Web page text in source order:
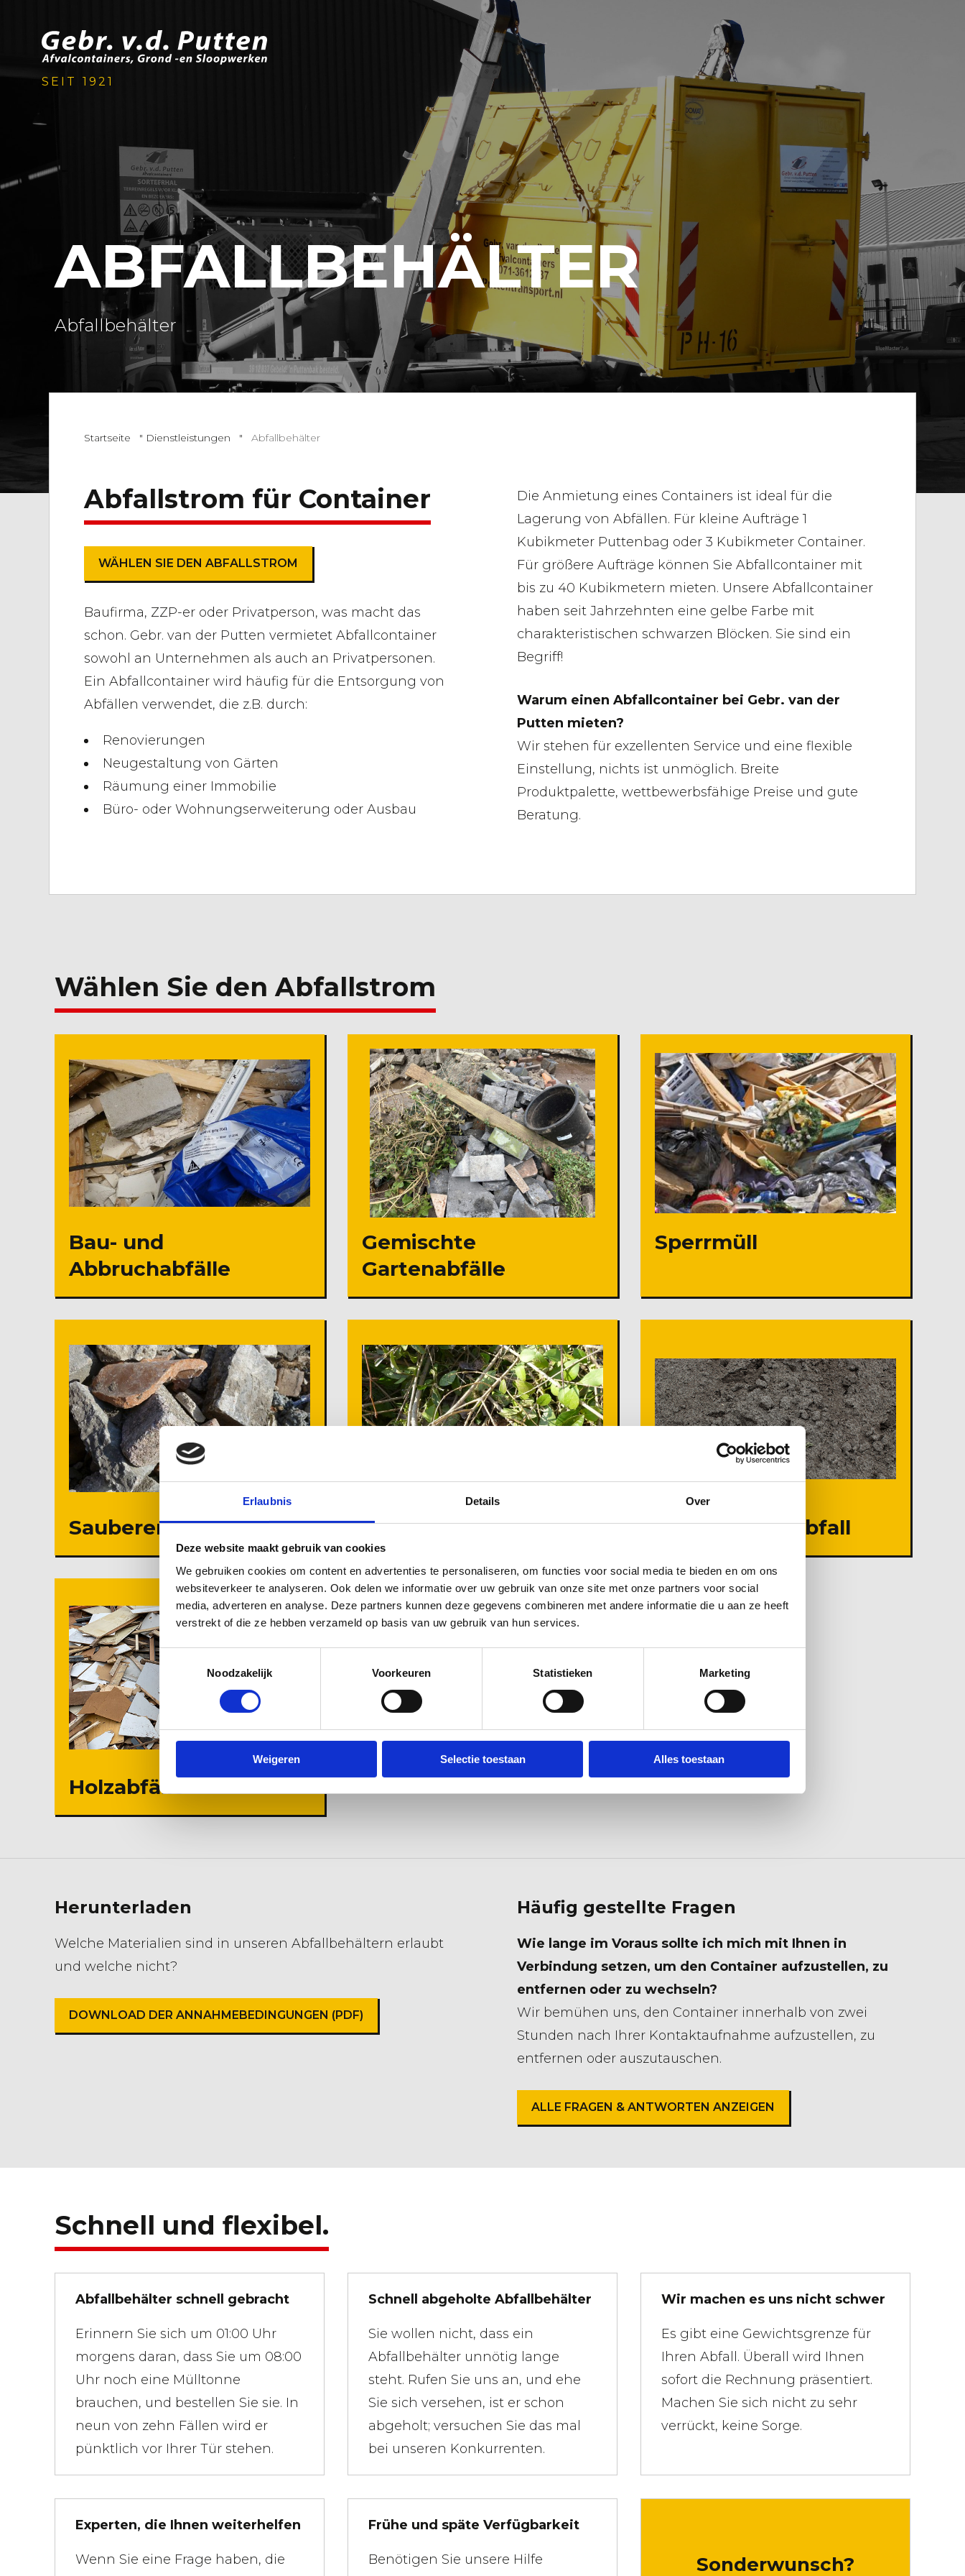
Erlaubnis Details Over
Deze website maakt gebruik van cookies
We gebruiken cookies om content en advertenties te personaliseren, om functies voor social media te bieden en om ons
websiteverkeer te analyseren. Ook delen we informatie over uw gebruik van onze site met onze partners voor social
media, adverteren en analyse. Deze partners kunnen deze gegevens combineren met andere informatie die u aan ze heeft
verstrekt of die ze hebben verzameld op basis van uw gebruik van hun services.
Toestemmingsselectie
Noodzakelijk
Voorkeuren Statistieken Marketing
Weigeren Selectie toestaan Alles toestaan
SEIT 1921
ABFALLBEHÄLTER
Abfallbehälter
Startseite " Dienstleistungen " Abfallbehälter
Abfallstrom für Container
WÄHLEN SIE DEN ABFALLSTROM
Baufirma, ZZP-er oder Privatperson, was macht das
schon. Gebr. van der Putten vermietet Abfallcontainer
sowohl an Unternehmen als auch an Privatpersonen.
Ein Abfallcontainer wird häufig für die Entsorgung von
Abfällen verwendet, die z.B. durch:
Renovierungen
Neugestaltung von Gärten
Räumung einer Immobilie
Büro- oder Wohnungserweiterung oder Ausbau
Die Anmietung eines Containers ist ideal für die
Lagerung von Abfällen. Für kleine Aufträge 1
Kubikmeter Puttenbag oder 3 Kubikmeter Container.
Für größere Aufträge können Sie Abfallcontainer mit
bis zu 40 Kubikmetern mieten. Unsere Abfallcontainer
haben seit Jahrzehnten eine gelbe Farbe mit
charakteristischen schwarzen Blöcken. Sie sind ein
Begriff!
Warum einen Abfallcontainer bei Gebr. van der
Putten mieten?
Wir stehen für exzellenten Service und eine flexible
Einstellung, nichts ist unmöglich. Breite
Produktpalette, wettbewerbsfähige Preise und gute
Beratung.
Wählen Sie den Abfallstrom
Bau- und
Abbruchabfälle
Gemischte
Gartenabfälle
Sperrmüll
Sauberer Schutt Grüner Abfall Gemahlener Abfall
Holzabfälle
Herunterladen
Welche Materialien sind in unseren Abfallbehältern erlaubt
und welche nicht?
DOWNLOAD DER ANNAHMEBEDINGUNGEN (PDF)
Häufig gestellte Fragen
Wie lange im Voraus sollte ich mich mit Ihnen in
Verbindung setzen, um den Container aufzustellen, zu
entfernen oder zu wechseln?
Wir bemühen uns, den Container innerhalb von zwei
Stunden nach Ihrer Kontaktaufnahme aufzustellen, zu
entfernen oder auszutauschen.
ALLE FRAGEN & ANTWORTEN ANZEIGEN
Schnell und flexibel.
Abfallbehälter schnell gebracht
Erinnern Sie sich um 01:00 Uhr
morgens daran, dass Sie um 08:00
Uhr noch eine Mülltonne
brauchen, und bestellen Sie sie. In
neun von zehn Fällen wird er
pünktlich vor Ihrer Tür stehen.
Schnell abgeholte Abfallbehälter
Sie wollen nicht, dass ein
Abfallbehälter unnötig lange
steht. Rufen Sie uns an, und ehe
Sie sich versehen, ist er schon
abgeholt; versuchen Sie das mal
bei unseren Konkurrenten.
Wir machen es uns nicht schwer
Es gibt eine Gewichtsgrenze für
Ihren Abfall. Überall wird Ihnen
sofort die Rechnung präsentiert.
Machen Sie sich nicht zu sehr
verrückt, keine Sorge.
Experten, die Ihnen weiterhelfen
Wenn Sie eine Frage haben, die
Frühe und späte Verfügbarkeit
Benötigen Sie unsere Hilfe
Sonderwunsch?